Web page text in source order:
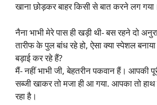
खाना छोड़कर बाहर किसी से बात करने लग
नैना भाभी मेरे पास ही खड़ी थी- बस रहने दो
तारीफ के पुल बांध रहे हो, ऐसा क्या स्पेशल
बड़ाई कर रहे हैं?
मैं- नहीं भाभी जी, बेहतरीन पकवान हैं। आपकी
सब्जी खाकर तो मजा ही आ गया. आपका तो
रहा है।